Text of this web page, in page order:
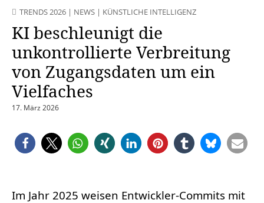
TRENDS 2026 | NEWS | KÜNSTLICHE INTELLIGENZ
KI beschleunigt die
unkontrollierte Verbreitung
von Zugangsdaten um ein
Vielfaches
17. März 2026
Im Jahr 2025 weisen Entwickler-Commits mit